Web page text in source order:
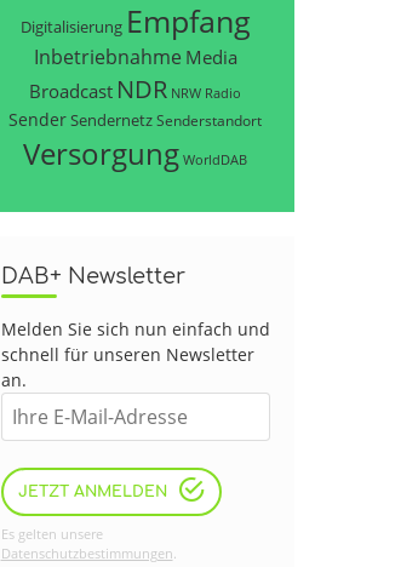
Digitalisierung Empfang
Inbetriebnahme Media
Broadcast NDR NRW Radio
SenderSendernetzSenderstandort
Versorgung WorldDAB
DAB+ Newsletter
Melden Sie sich nun einfach und
schnell für unseren Newsletter
an.
JETZT ANMELDEN
Es gelten unsere
Datenschutzbestimmungen